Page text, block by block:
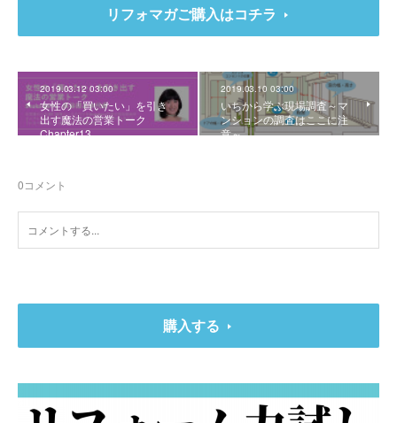
リフォマガご購入はコチラ
2019.03.12 03:00
女性の「買いたい」を引き
出す魔法の営業トーク
Chapter13
2019.03.10 03:00
いちから学ぶ現場調査～マ
ンションの調査はここに注
意～
0コメント
購入する